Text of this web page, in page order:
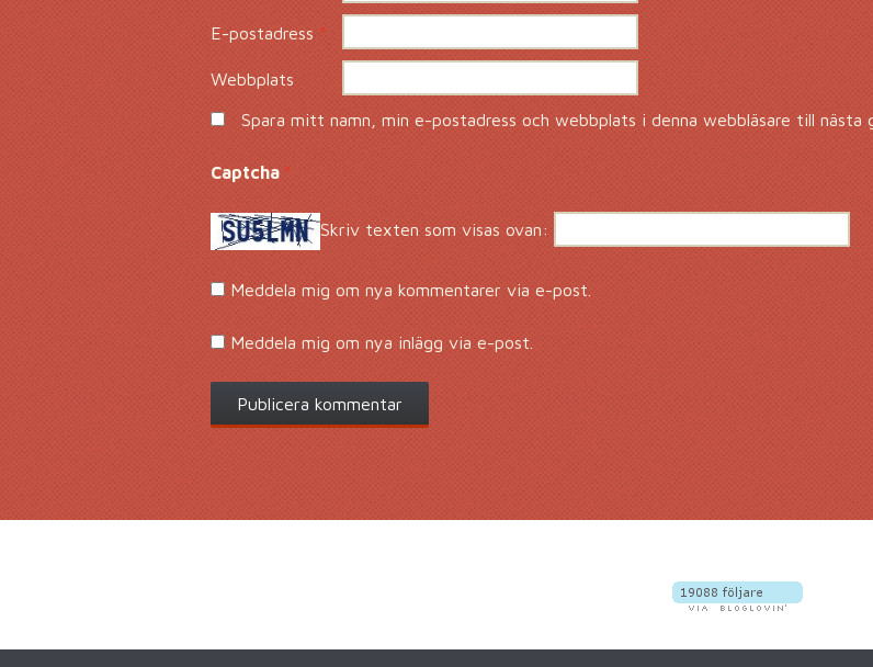
E-postadress*
Webbplats
Spara mitt namn, min e-postadress och webbplats i denna webbläsare till nästa
Captcha*
Skriv texten som visas ovan:
Meddela mig om nya kommentarer via e-post.
Meddela mig om nya inlägg via e-post.